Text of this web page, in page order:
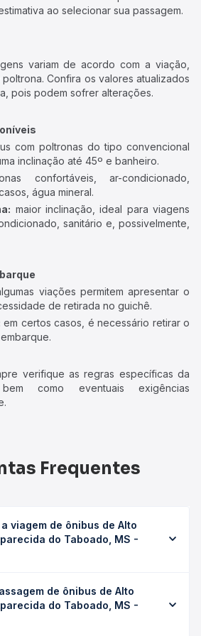
ao selecionar sua passagem.
variam de acordo com a viação,
Confira os valores atualizados
pois podem sofrer alterações.
com poltronas do tipo convencional
inclinação até 45º e banheiro.
confortáveis, ar-condicionado,
água mineral.
maior inclinação, ideal para viagens
sanitário e, possivelmente,
viações permitem apresentar o
de retirada no guichê.
em certos casos, é necessário retirar o
verifique as regras específicas da
como eventuais exigências
Frequentes
viagem de ônibus de Alto
do Taboado, MS -
leva em média 7h 1min,
a viação, o tipo de serviço
ou leito) e as condições de
de ônibus de Alto
do Taboado, MS -